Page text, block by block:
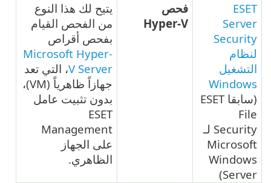
ESET
Server
Security
لنظام
التشغيل
Windows
(سابقا ESET
File
Security لـ
Microsoft
Windows
Server)
فحص
Hyper-V
يتيح لك هذا النوع
من الفحص القيام
بفحص أقراص
Microsoft Hyper-
V Server، التي تعد
جهازاً ظاهرياً (VM)،
بدون تثبيت عامل
ESET
Management
على الجهاز
الظاهري.